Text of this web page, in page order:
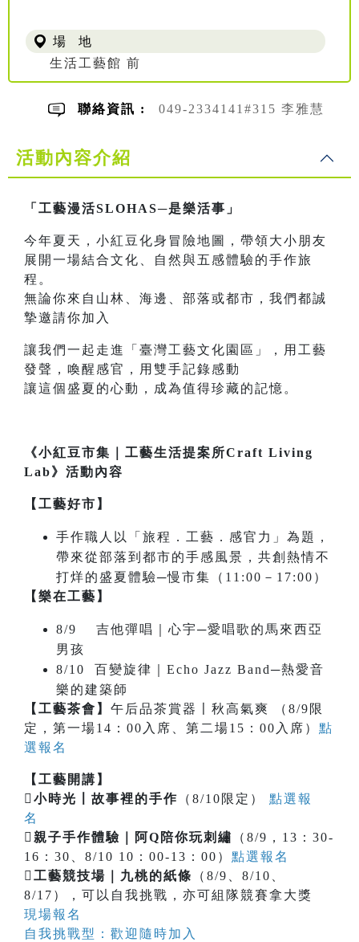
場 地
生活工藝館 前
聯絡資訊 : 049-2334141#315 李雅慧
活動內容介紹
「工藝漫活SLOHAS─是樂活事」
今年夏天，小紅豆化身冒險地圖，帶領大小朋友
展開一場結合文化、自然與五感體驗的手作旅
程。
無論你來自山林、海邊、部落或都市，我們都誠
摯邀請你加入
讓我們一起走進「臺灣工藝文化園區」，用工藝
發聲，喚醒感官，用雙手記錄感動
讓這個盛夏的心動，成為值得珍藏的記憶。
《小紅豆市集｜工藝生活提案所Craft Living
Lab》活動內容
【工藝好市】
手作職人以「旅程．工藝．感官力」為題，
帶來從部落到都市的手感風景，共創熱情不
打烊的盛夏體驗─慢市集（11:00－17:00）
【樂在工藝】
8/9 吉他彈唱｜心宇─愛唱歌的馬來西亞
男孩
8/10 百變旋律｜Echo Jazz Band─熱愛音
樂的建築師
【工藝茶會】 午后品茶賞器〡秋高氣爽 （8/9限
定，第一場14：00入席、第二場15：00入席） 點
選報名
【工藝開講】
 小時光〡故事裡的手作 （8/10限定） 點選報
名
 親子手作體驗｜阿Q陪你玩刺繡
（8/9，13：30-
16：30、8/10 10：00-13：00） 點選報名
 工藝競技場｜九桃的紙條
（8/9、8/10、
8/17），可以自我挑戰，亦可組隊競賽拿大獎
現場報名
自我挑戰型：歡迎隨時加入